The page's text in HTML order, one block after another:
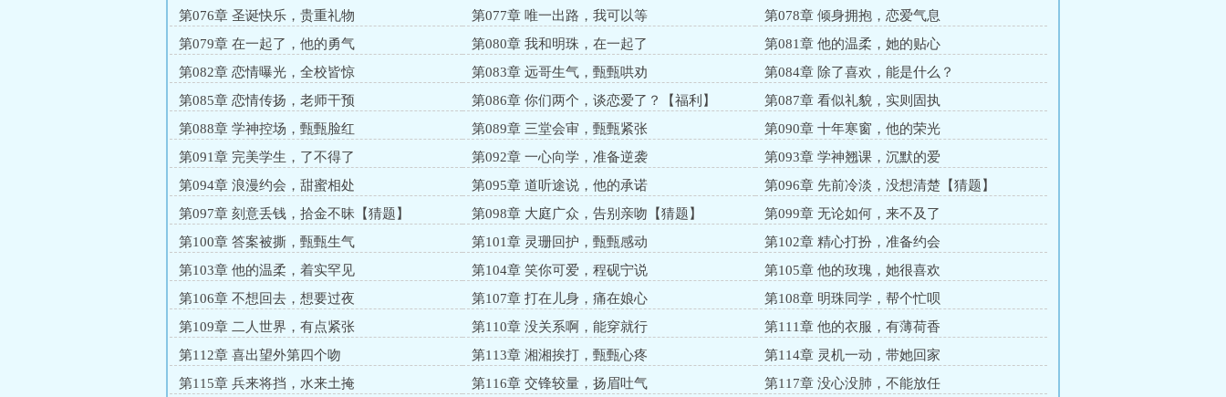
第076章 圣诞快乐，贵重礼物
第077章 唯一出路，我可以等
第078章 倾身拥抱，恋爱气息
第079章 在一起了，他的勇气
第080章 我和明珠，在一起了
第081章 他的温柔，她的贴心
第082章 恋情曝光，全校皆惊
第083章 远哥生气，甄甄哄劝
第084章 除了喜欢，能是什么？
第085章 恋情传扬，老师干预
第086章 你们两个，谈恋爱了？【福利】
第087章 看似礼貌，实则固执
第088章 学神控场，甄甄脸红
第089章 三堂会审，甄甄紧张
第090章 十年寒窗，他的荣光
第091章 完美学生，了不得了
第092章 一心向学，准备逆袭
第093章 学神翘课，沉默的爱
第094章 浪漫约会，甜蜜相处
第095章 道听途说，他的承诺
第096章 先前冷淡，没想清楚【猜题】
第097章 刻意丢钱，拾金不昧【猜题】
第098章 大庭广众，告别亲吻【猜题】
第099章 无论如何，来不及了
第100章 答案被撕，甄甄生气
第101章 灵珊回护，甄甄感动
第102章 精心打扮，准备约会
第103章 他的温柔，着实罕见
第104章 笑你可爱，程砚宁说
第105章 他的玫瑰，她很喜欢
第106章 不想回去，想要过夜
第107章 打在儿身，痛在娘心
第108章 明珠同学，帮个忙呗
第109章 二人世界，有点紧张
第110章 没关系啊，能穿就行
第111章 他的衣服，有薄荷香
第112章 喜出望外第四个吻
第113章 湘湘挨打，甄甄心疼
第114章 灵机一动，带她回家
第115章 兵来将挡，水来土掩
第116章 交锋较量，扬眉吐气
第117章 没心没肺，不能放任